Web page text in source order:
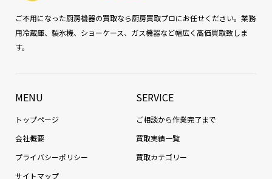
ご不用になった厨房機器の買取なら厨房買取プロにお任せください。業務
用冷蔵庫、製氷機、ショーケース、ガス機器など幅広く高価買取致しま
す。
MENU
トップページ
会社概要
プライバシーポリシー
サイトマップ
SERVICE
ご相談から作業完了まで
買取実績一覧
買取カテゴリー